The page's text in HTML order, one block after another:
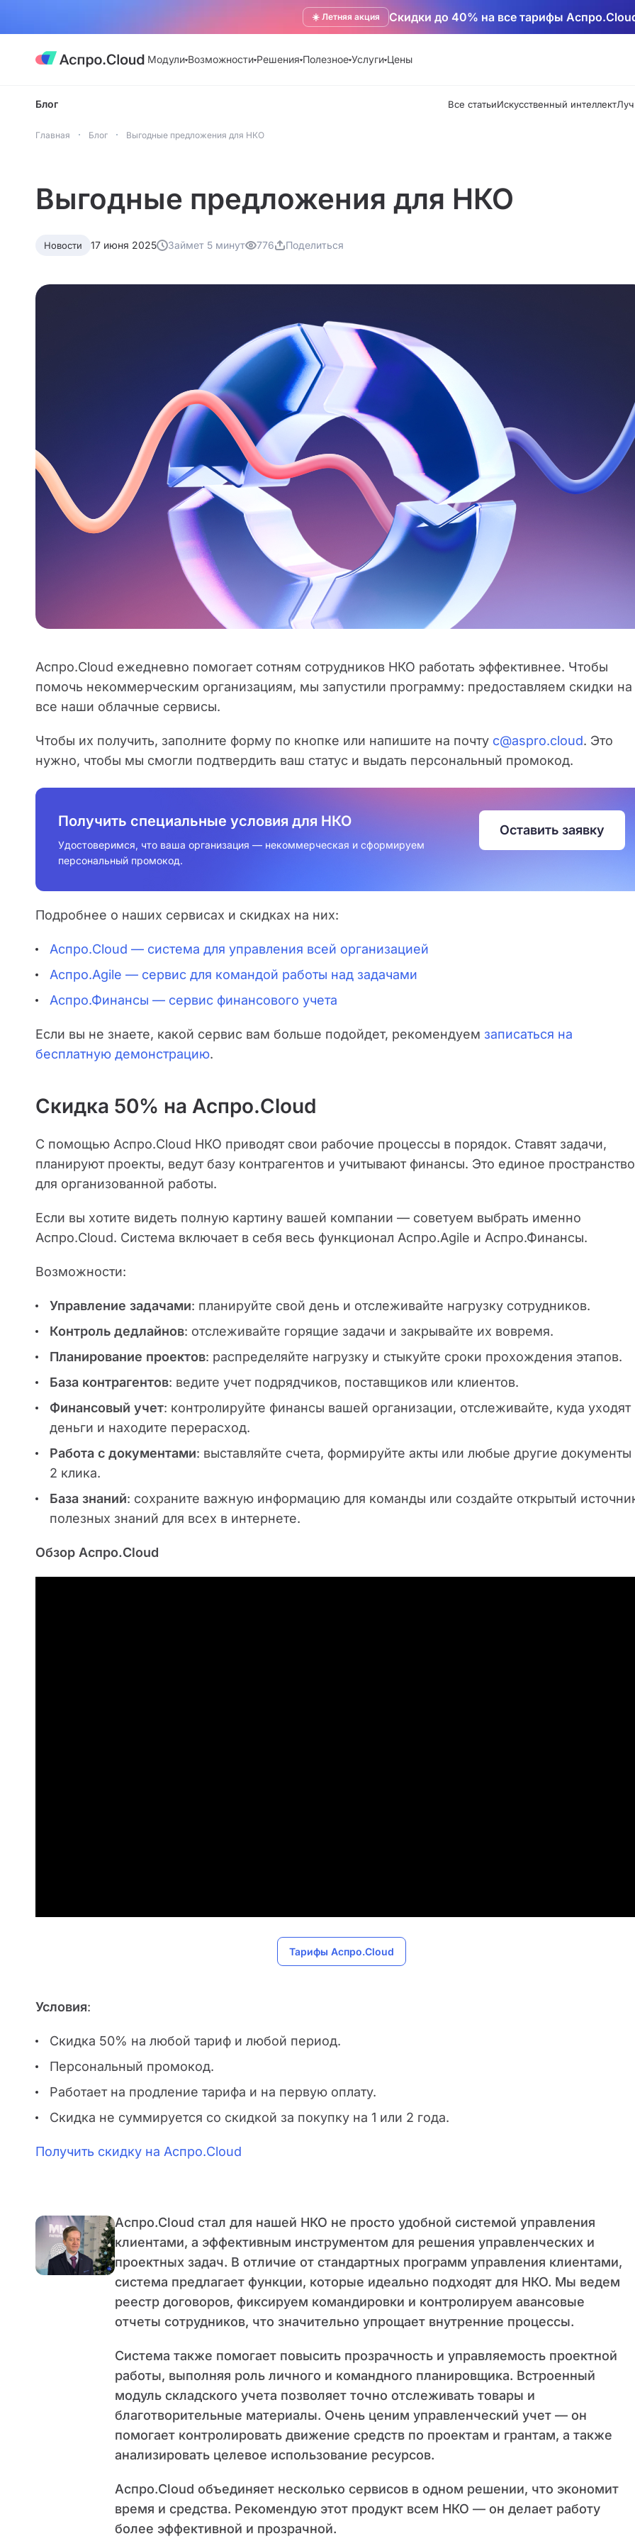
☀️ Летняя акция Скидки до 40% на все тарифы
Модули Возможности Решения Полезное Услуги Цены
Блог Все статьиИскусственный интеллект
Главная Блог Выгодные предложения для НКО
Выгодные предложения для НКО
Новости 17 июня 2025 Займет 5 минут 776 Поделиться
Аспро.Cloud ежедневно помогает сотням сотрудников НКО работать эффективнее. Чтобы
помочь некоммерческим организациям, мы запустили программу: предоставляем скидки на
все наши облачные сервисы.
Чтобы их получить, заполните форму по кнопке или напишите на почту c@aspro.cloud. Это
нужно, чтобы мы смогли подтвердить ваш статус и выдать персональный промокод.
Получить специальные условия для НКО
Удостоверимся, что ваша организация — некоммерческая и сформируем
персональный промокод.
Оставить заявку
Подробнее о наших сервисах и скидках на них:
Аспро.Cloud — система для управления всей организацией
Аспро.Agile — сервис для командой работы над задачами
Аспро.Финансы — сервис финансового учета
Если вы не знаете, какой сервис вам больше подойдет, рекомендуем записаться на
бесплатную демонстрацию.
Скидка 50% на Аспро.Cloud
С помощью Аспро.Cloud НКО приводят свои рабочие процессы в порядок. Ставят задачи,
планируют проекты, ведут базу контрагентов и учитывают финансы. Это единое пространство
для организованной работы.
Если вы хотите видеть полную картину вашей компании — советуем выбрать именно
Аспро.Cloud. Система включает в себя весь функционал Аспро.Agile и Аспро.Финансы.
Возможности:
Управление задачами: планируйте свой день и отслеживайте нагрузку сотрудников.
Контроль дедлайнов: отслеживайте горящие задачи и закрывайте их вовремя.
Планирование проектов: распределяйте нагрузку и стыкуйте сроки прохождения этапов.
База контрагентов: ведите учет подрядчиков, поставщиков или клиентов.
Финансовый учет: контролируйте финансы вашей организации, отслеживайте, куда уходят
деньги и находите перерасход.
Работа с документами: выставляйте счета, формируйте акты или любые другие документы
2 клика.
База знаний: сохраните важную информацию для команды или создайте открытый
полезных знаний для всех в интернете.
Обзор Аспро.Cloud
Тарифы Аспро.Cloud
Условия:
Скидка 50% на любой тариф и любой период.
Персональный промокод.
Работает на продление тарифа и на первую оплату.
Скидка не суммируется со скидкой за покупку на 1 или 2 года.
Получить скидку на Аспро.Cloud
Аспро.Cloud стал для нашей НКО не просто удобной системой управления
клиентами, а эффективным инструментом для решения управленческих и
проектных задач. В отличие от стандартных программ управления клиентами,
система предлагает функции, которые идеально подходят для НКО. Мы ведем
реестр договоров, фиксируем командировки и контролируем авансовые
отчеты сотрудников, что значительно упрощает внутренние процессы.
Система также помогает повысить прозрачность и управляемость проектной
работы, выполняя роль личного и командного планировщика. Встроенный
модуль складского учета позволяет точно отслеживать товары и
благотворительные материалы. Очень ценим управленческий учет — он
помогает контролировать движение средств по проектам и грантам, а также
анализировать целевое использование ресурсов.
Аспро.Cloud объединяет несколько сервисов в одном решении, что экономит
время и средства. Рекомендую этот продукт всем НКО — он делает работу
более эффективной и прозрачной.